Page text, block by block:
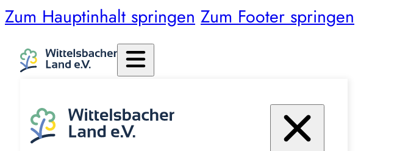
Zum Hauptinhalt springen Zum Footer springen